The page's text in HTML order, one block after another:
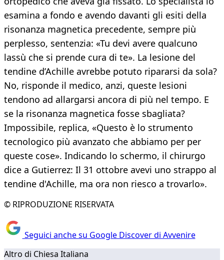
esamina a fondo e avendo davanti gli esiti della
risonanza magnetica precedente, sempre più
perplesso, sentenzia: «Tu devi avere qualcuno
lassù che si prende cura di te». La lesione del
tendine d’Achille avrebbe potuto ripararsi da sola?
No, risponde il medico, anzi, queste lesioni
tendono ad allargarsi ancora di più nel tempo. E
se la risonanza magnetica fosse sbagliata?
Impossibile, replica, «Questo è lo strumento
tecnologico più avanzato che abbiamo per per
queste cose». Indicando lo schermo, il chirurgo
dice a Gutierrez: Il 31 ottobre avevi uno strappo al
tendine d'Achille, ma ora non riesco a trovarlo».
© RIPRODUZIONE RISERVATA
Seguici anche su Google Discover di Avvenire
Altro di Chiesa Italiana